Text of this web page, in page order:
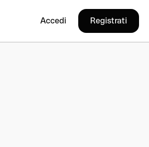
Accedi Registrati